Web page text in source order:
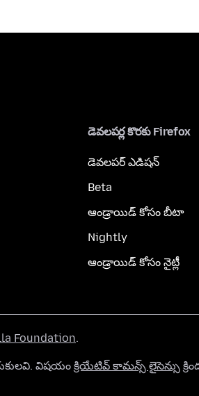
డెవలపర్ల కొరకు Firefox
డెవలపర్ ఎడిషన్
Beta
ఆండ్రాయిడ్ కోసం బీటా
Nightly
ఆండ్రాయిడ్ కోసం నైట్లీ
Foundation.
విషయం క్రియేటివ్ కామన్స్ లైసెన్సు